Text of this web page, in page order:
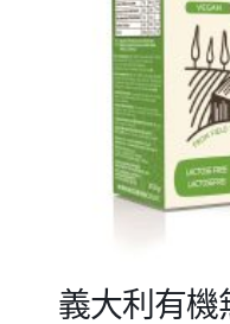
義大利有機